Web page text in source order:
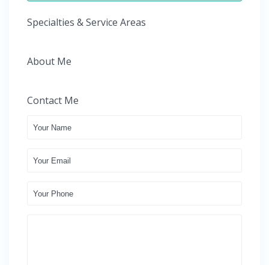
Specialties & Service Areas
About Me
Contact Me